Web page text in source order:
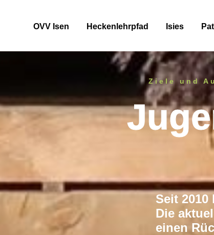
OVV Isen Heckenlehrpfad Isies
Ziele und
Seit
Die
einen